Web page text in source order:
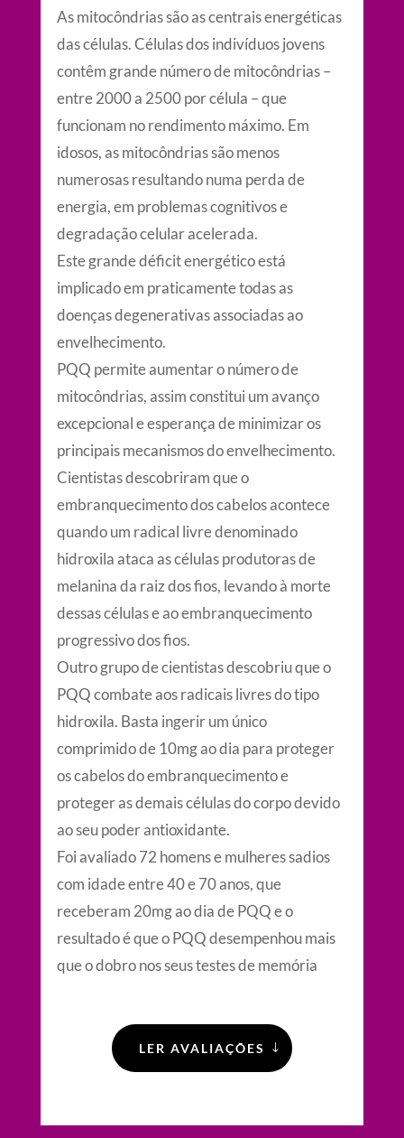
As mitocôndrias são as centrais energéticas
das células. Células dos indivíduos jovens
contêm grande número de mitocôndrias –
entre 2000 a 2500 por célula – que
funcionam no rendimento máximo. Em
idosos, as mitocôndrias são menos
numerosas resultando numa perda de
energia, em problemas cognitivos e
degradação celular acelerada.
Este grande déficit energético está
implicado em praticamente todas as
doenças degenerativas associadas ao
envelhecimento.
PQQ permite aumentar o número de
mitocôndrias, assim constitui um avanço
excepcional e esperança de minimizar os
principais mecanismos do envelhecimento.
Cientistas descobriram que o
embranquecimento dos cabelos acontece
quando um radical livre denominado
hidroxila ataca as células produtoras de
melanina da raiz dos fios, levando à morte
dessas células e ao embranquecimento
progressivo dos fios.
Outro grupo de cientistas descobriu que o
PQQ combate aos radicais livres do tipo
hidroxila. Basta ingerir um único
comprimido de 10mg ao dia para proteger
os cabelos do embranquecimento e
proteger as demais células do corpo devido
ao seu poder antioxidante.
Foi avaliado 72 homens e mulheres sadios
com idade entre 40 e 70 anos, que
receberam 20mg ao dia de PQQ e o
resultado é que o PQQ desempenhou mais
que o dobro nos seus testes de memória
LER AVALIAÇÕES